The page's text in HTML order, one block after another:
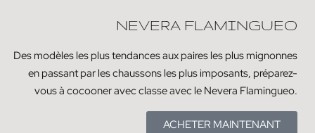
NEVERA FLAMINGUEO
Des modèles les plus tendances aux paires les plus mignonnes
en passant par les chaussons les plus imposants, préparez-
vous à cocooner avec classe avec le Nevera Flamingueo.
ACHETER MAINTENANT